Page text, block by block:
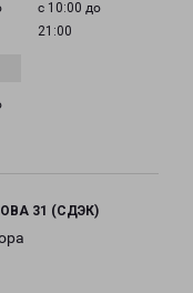
с 10:00 до
21:00
31 (СДЭК)